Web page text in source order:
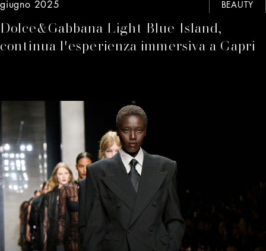
giugno 2025 BEAUTY
Dolce&Gabbana Light Blue Island,
continua l'esperienza immersiva a Capri